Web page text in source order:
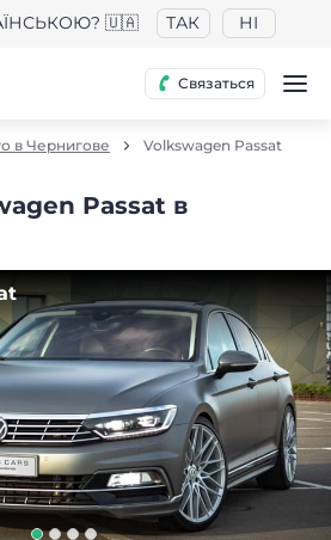
🇺🇦 ТАК НІ
Связаться
в Чернигове Volkswagen Passat
Passat в